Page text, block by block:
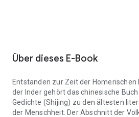
Über dieses E-Book
Entstanden zur Zeit der Homerischen
der Inder gehört das chinesische
Gedichte (Shijing) zu den ältesten
der Menschheit. Der Abschnitt der